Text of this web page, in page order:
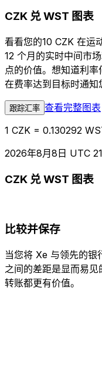
CZK 兑 WST 图表
看看您的10 CZK 在运
12 个月的实时中间市
点的价值。想知道利
在费率达到目标时通知
跟踪汇率 查看完整图表
1 CZK = 0.130292
2026年8月8日 UTC
CZK 兑 WST 图表
比较并保存
当您将 Xe 与领先的银
之间的差距是显而易
转账都更有价值。